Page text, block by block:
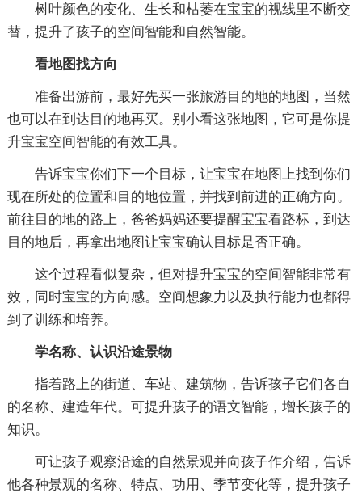
树叶颜色的变化、生长和枯萎在宝宝的视线里不断交
替，提升了孩子的空间智能和自然智能。
看地图找方向
准备出游前，最好先买一张旅游目的地的地图，当然
也可以在到达目的地再买。别小看这张地图，它可是你提
升宝宝空间智能的有效工具。
告诉宝宝你们下一个目标，让宝宝在地图上找到你们
现在所处的位置和目的地位置，并找到前进的正确方向。
前往目的地的路上，爸爸妈妈还要提醒宝宝看路标，到达
目的地后，再拿出地图让宝宝确认目标是否正确。
这个过程看似复杂，但对提升宝宝的空间智能非常有
效，同时宝宝的方向感。空间想象力以及执行能力也都得
到了训练和培养。
学名称、认识沿途景物
指着路上的街道、车站、建筑物，告诉孩子它们各自
的名称、建造年代。可提升孩子的语文智能，增长孩子的
知识。
可让孩子观察沿途的自然景观并向孩子作介绍，告诉
他各种景观的名称、特点、功用、季节变化等，提升孩子